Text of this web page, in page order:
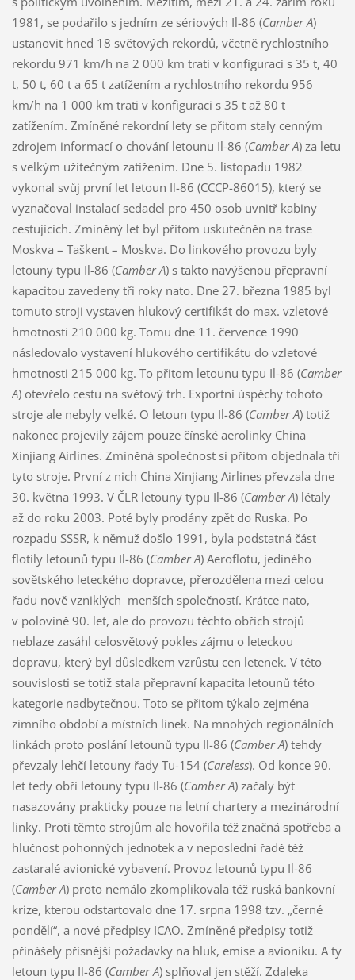
1981, se podařilo s jedním ze sériových Il-86 (Camber A)
ustanovit hned 18 světových rekordů, včetně rychlostního
rekordu 971 km/h na 2 000 km trati v konfiguraci s 35 t, 40
t, 50 t, 60 t a 65 t zatížením a rychlostního rekordu 956
km/h na 1 000 km trati v konfiguraci s 35 t až 80 t
zatížením. Zmíněné rekordní lety se přitom staly cenným
zdrojem informací o chování letounu Il-86 (Camber A) za letu
s velkým užitečným zatížením. Dne 5. listopadu 1982
vykonal svůj první let letoun Il-86 (CCCP-86015), který se
vyznačoval instalací sedadel pro 450 osob uvnitř kabiny
cestujících. Zmíněný let byl přitom uskutečněn na trase
Moskva – Taškent – Moskva. Do linkového provozu byly
letouny typu Il-86 (Camber A) s takto navýšenou přepravní
kapacitou zavedeny tři roky nato. Dne 27. března 1985 byl
tomuto stroji vystaven hlukový certifikát do max. vzletové
hmotnosti 210 000 kg. Tomu dne 11. července 1990
následovalo vystavení hlukového certifikátu do vzletové
hmotnosti 215 000 kg. To přitom letounu typu Il-86 (Camber
A) otevřelo cestu na světový trh. Exportní úspěchy tohoto
stroje ale nebyly velké. O letoun typu Il-86 (Camber A) totiž
nakonec projevily zájem pouze čínské aerolinky China
Xinjiang Airlines. Zmíněná společnost si přitom objednala tři
tyto stroje. První z nich China Xinjiang Airlines převzala dne
30. května 1993. V ČLR letouny typu Il-86 (Camber A) létaly
až do roku 2003. Poté byly prodány zpět do Ruska. Po
rozpadu SSSR, k němuž došlo 1991, byla podstatná část
flotily letounů typu Il-86 (Camber A) Aeroflotu, jediného
sovětského leteckého dopravce, přerozdělena mezi celou
řadu nově vzniklých menších společností. Krátce nato,
v polovině 90. let, ale do provozu těchto obřích strojů
neblaze zasáhl celosvětový pokles zájmu o leteckou
dopravu, který byl důsledkem vzrůstu cen letenek. V této
souvislosti se totiž stala přepravní kapacita letounů této
kategorie nadbytečnou. Toto se přitom týkalo zejména
zimního období a místních linek. Na mnohých regionálních
linkách proto poslání letounů typu Il-86 (Camber A) tehdy
převzaly lehčí letouny řady Tu-154 (Careless). Od konce 90.
let tedy obří letouny typu Il-86 (Camber A) začaly být
nasazovány prakticky pouze na letní chartery a mezinárodní
linky. Proti těmto strojům ale hovořila též značná spotřeba a
hlučnost pohonných jednotek a v neposlední řadě též
zastaralé avionické vybavení. Provoz letounů typu Il-86
(Camber A) proto nemálo zkomplikovala též ruská bankovní
krize, kterou odstartovalo dne 17. srpna 1998 tzv. „černé
pondělí“, a nové předpisy ICAO. Zmíněné předpisy totiž
přinášely přísnější požadavky na hluk, emise a avioniku. A ty
letoun typu Il-86 (Camber A) splňoval jen stěží. Zdaleka